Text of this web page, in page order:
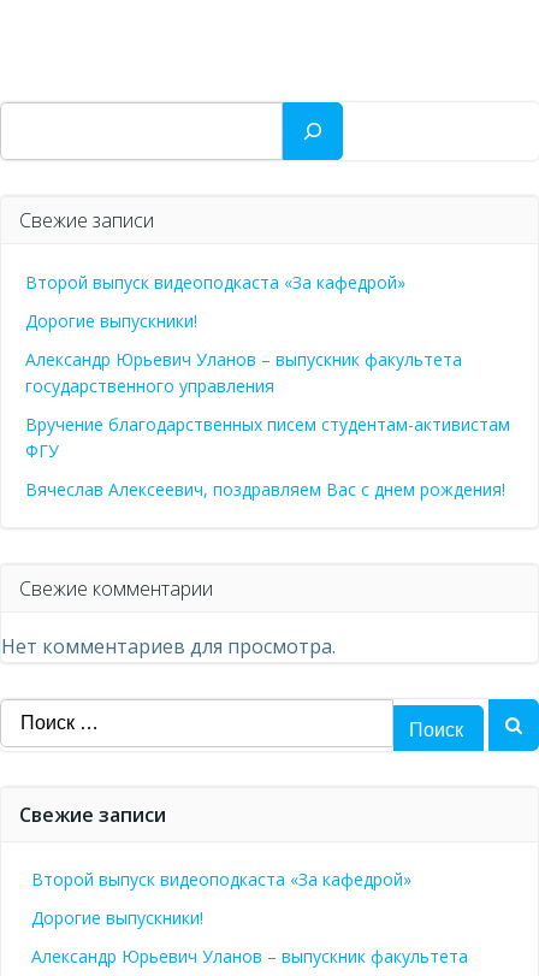
Поиск
Свежие записи
Второй выпуск видеоподкаста «За кафедрой»
Дорогие выпускники!
Александр Юрьевич Уланов – выпускник факультета
государственного управления
Вручение благодарственных писем студентам-активистам
ФГУ
Вячеслав Алексеевич, поздравляем Вас с днем рождения!
Свежие комментарии
Нет комментариев для просмотра.
Найти:
Свежие записи
Второй выпуск видеоподкаста «За кафедрой»
Дорогие выпускники!
Александр Юрьевич Уланов – выпускник факультета